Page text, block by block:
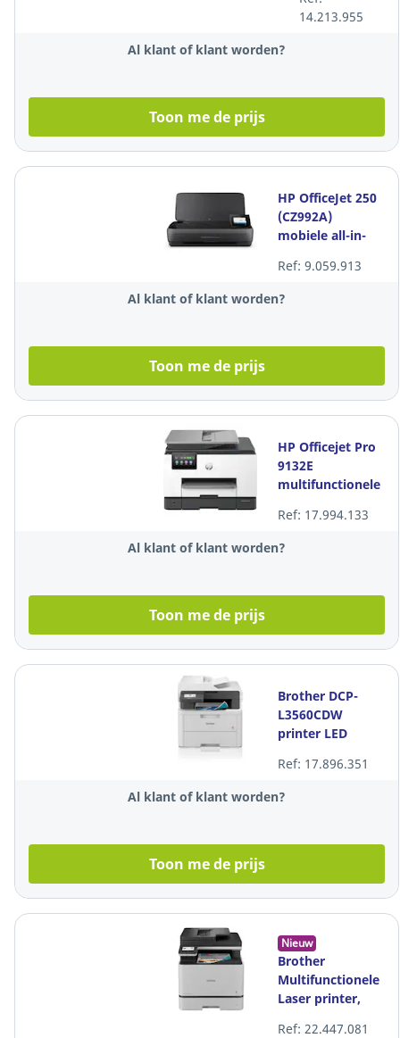
14.213.955
Al klant of klant worden?
Toon me de prijs
HP OfficeJet 250
(CZ992A)
mobiele all-in-
printer
Ref: 9.059.913
Al klant of klant worden?
Toon me de prijs
HP Officejet Pro
9132E
multifunctionele
Ref: 17.994.133
Al klant of klant worden?
Toon me de prijs
Brother DCP-
L3560CDW
printer LED
Ref: 17.896.351
Al klant of klant worden?
Toon me de prijs
Nieuw
Brother
Multifunctionele
Laser printer,
Ref: 22.447.081